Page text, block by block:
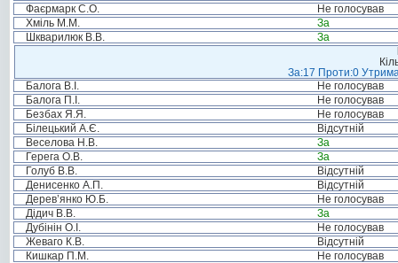
Фаєрмарк С.О.
Не голосував
Хміль М.М.
За
Шкварилюк В.В.
За
За:17 Проти:0
Балога В.І.
Не голосував
Балога П.І.
Не голосував
Безбах Я.Я.
Не голосував
Білецький А.Є.
Відсутній
Веселова Н.В.
За
Герега О.В.
За
Голуб В.В.
Відсутній
Денисенко А.П.
Відсутній
Дерев’янко Ю.Б.
Не голосував
Дідич В.В.
За
Дубінін О.І.
Не голосував
Жеваго К.В.
Відсутній
Кишкар П.М.
Не голосував